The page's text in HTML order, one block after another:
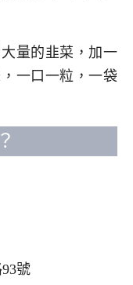
量的韭菜，加一
一口一粒，一袋
？
號